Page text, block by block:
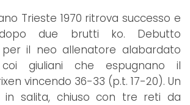
Trieste 1970 ritrova successo e
due brutti ko. Debutto
il neo allenatore alabardato
coi giuliani che espugnano il
vincendo 36-33 (p.t. 17-20). Un
salita, chiuso con tre reti da